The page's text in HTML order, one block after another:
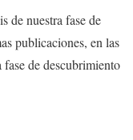
de nuestra fase de
publicaciones, en las
de descubrimiento